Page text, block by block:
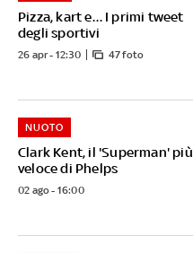
Pizza, kart e… I primi tweet
degli sportivi
26 apr - 12:30 47 foto
Clark Kent, il 'Superman' più
veloce di Phelps
NUOTO
02 ago - 16:00